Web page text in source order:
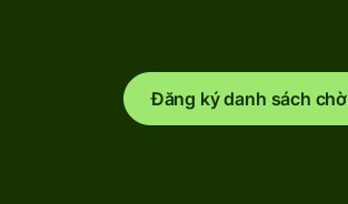
Đăng ký danh sách chờ